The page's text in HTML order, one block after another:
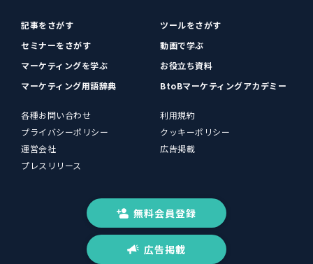
記事をさがす
ツールをさがす
セミナーをさがす
動画で学ぶ
マーケティングを学ぶ
お役立ち資料
マーケティング用語辞典
BtoBマーケティングアカデミー
各種お問い合わせ
利用規約
プライバシーポリシー
クッキーポリシー
運営会社
広告掲載
プレスリリース
無料会員登録
広告掲載